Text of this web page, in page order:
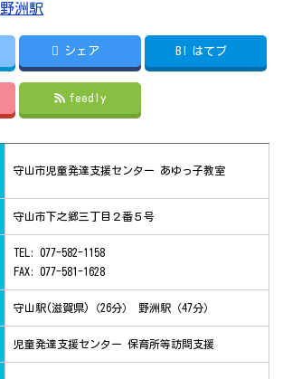
野洲駅
シェア B! はてブ
feedly
守山市児童発達支援センター あゆっ子教室
守山市下之郷三丁目２番５号
TEL: 077-582-1158
FAX: 077-581-1628
守山駅(滋賀県)（26分） 野洲駅（47分）
児童発達支援センター 保育所等訪問支援